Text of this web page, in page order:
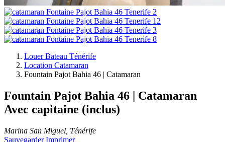
Louer Bateau Ténérife
Location Catamaran
Fountain Pajot Bahia 46 | Catamaran
Fountain Pajot Bahia 46 | Catamaran
Avec capitaine (inclus)
Marina San Miguel, Ténérife
Sauvegarder Imprimer